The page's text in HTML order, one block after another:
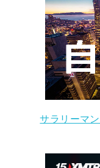
サラリーマ